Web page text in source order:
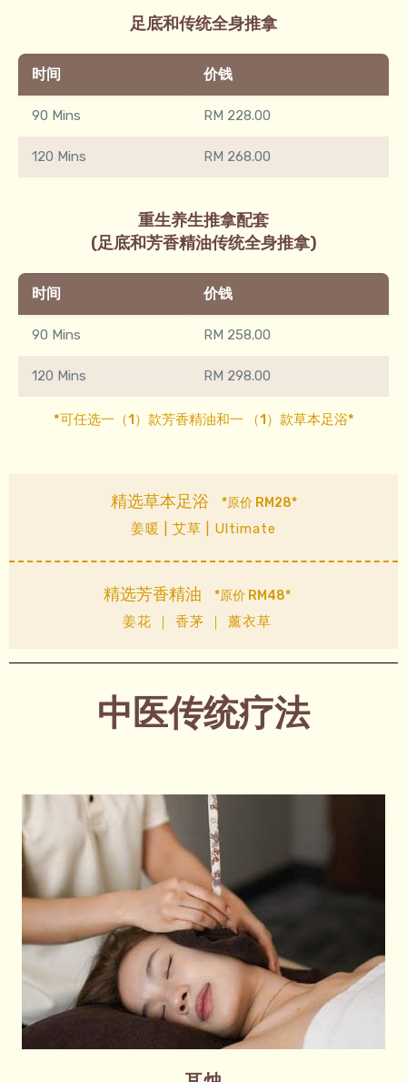
足底和传统全身推拿​
时间 价钱
90 Mins RM 228.00
120 Mins RM 268.00
重生养生推拿配套
(足底和芳香精油传统全身推拿)
时间 价钱
90 Mins RM 258.00
120 Mins RM 298.00
*可任选一（1）款芳香精油和一 （1）款草本足浴*
精选草本足浴 *原价 RM28*
姜暖 | 艾草 | Ultimate
精选芳香精油 *原价 RM48*
姜花 ｜ 香茅 ｜ 薰衣草
中医传统疗法